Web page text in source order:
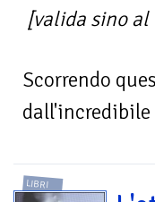
[valida sino
Scorrendo
LIBRI